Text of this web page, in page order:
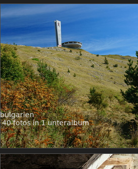
bulgarien
40 fotos in 1 unteralbum